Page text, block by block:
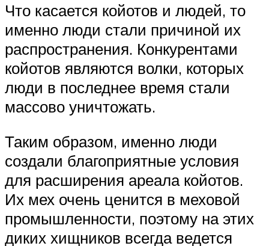
Что касается койотов и людей, то
именно люди стали причиной их
распространения. Конкурентами
койотов являются волки, которых
люди в последнее время стали
массово уничтожать.
Таким образом, именно люди
создали благоприятные условия
для расширения ареала койотов.
Их мех очень ценится в меховой
промышленности, поэтому на этих
диких хищников всегда ведется